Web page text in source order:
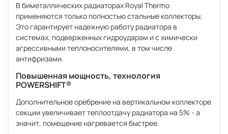
В биметаллических радиаторах Royal Thermo
применяются только полностью стальные коллекторы.
Это гарантирует надежную работу радиатора в
системах, подверженных гидроударам и с химически
агрессивными теплоносителями, в том числе
антифризами.
Повышенная мощность, технология
POWERSHIFT®
Дополнительное оребрение на вертикальном коллекторе
секции увеличивает теплоотдачу радиатора на 5% - а
значит, помещение нагревается быстрее.